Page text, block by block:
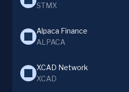
STMX
Alpaca Finance
ALPACA
XCAD Network
XCAD